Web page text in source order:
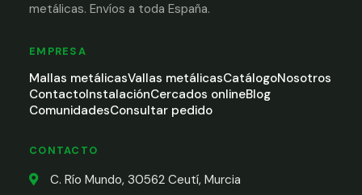
metálicas. Envíos a toda España.
EMPRESA
Mallas metálicasVallas metálicasCatálogoNosotros
ContactoInstalaciónCercados onlineBlog
ComunidadesConsultar pedido
CONTACTO
C. Río Mundo, 30562 Ceutí, Murcia